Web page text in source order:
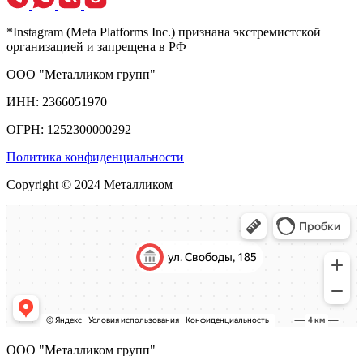
*Instagram (Meta Platforms Inc.) признана экстремистской
организацией и запрещена в РФ
ООО "Металликом групп"
ИНН: 2366051970
ОГРН: 1252300000292
Политика конфиденциальности
Copyright © 2024 Металликом
ООО "Металликом групп"